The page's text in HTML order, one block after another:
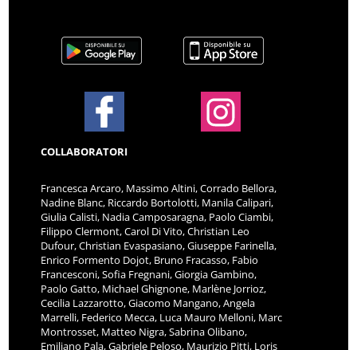
COLLABORATORI
Francesca Arcaro, Massimo Altini, Corrado Bellora,
Nadine Blanc, Riccardo Bortolotti, Manila Calipari,
Giulia Calisti, Nadia Camposaragna, Paolo Ciambi,
Filippo Clermont, Carol Di Vito, Christian Leo
Dufour, Christian Evaspasiano, Giuseppe Farinella,
Enrico Formento Dojot, Bruno Fracasso, Fabio
Francesconi, Sofia Fregnani, Giorgia Gambino,
Paolo Gatto, Michael Ghignone, Marlène Jorrioz,
Cecilia Lazzarotto, Giacomo Mangano, Angela
Marrelli, Federico Mecca, Luca Mauro Melloni, Marc
Montrosset, Matteo Nigra, Sabrina Olibano,
Emiliano Pala, Gabriele Peloso, Maurizio Pitti, Loris